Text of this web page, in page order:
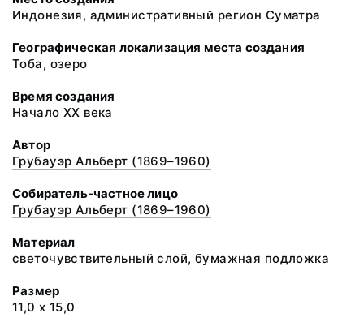
Индонезия, административный регион Суматра
Географическая локализация места создания
Тоба, озеро
Время создания
Начало XX века
Автор
Грубауэр Альберт (1869–1960)
Собиратель-частное лицо
Грубауэр Альберт (1869–1960)
Материал
светочувствительный слой, бумажная подложка
Размер
11,0 х 15,0